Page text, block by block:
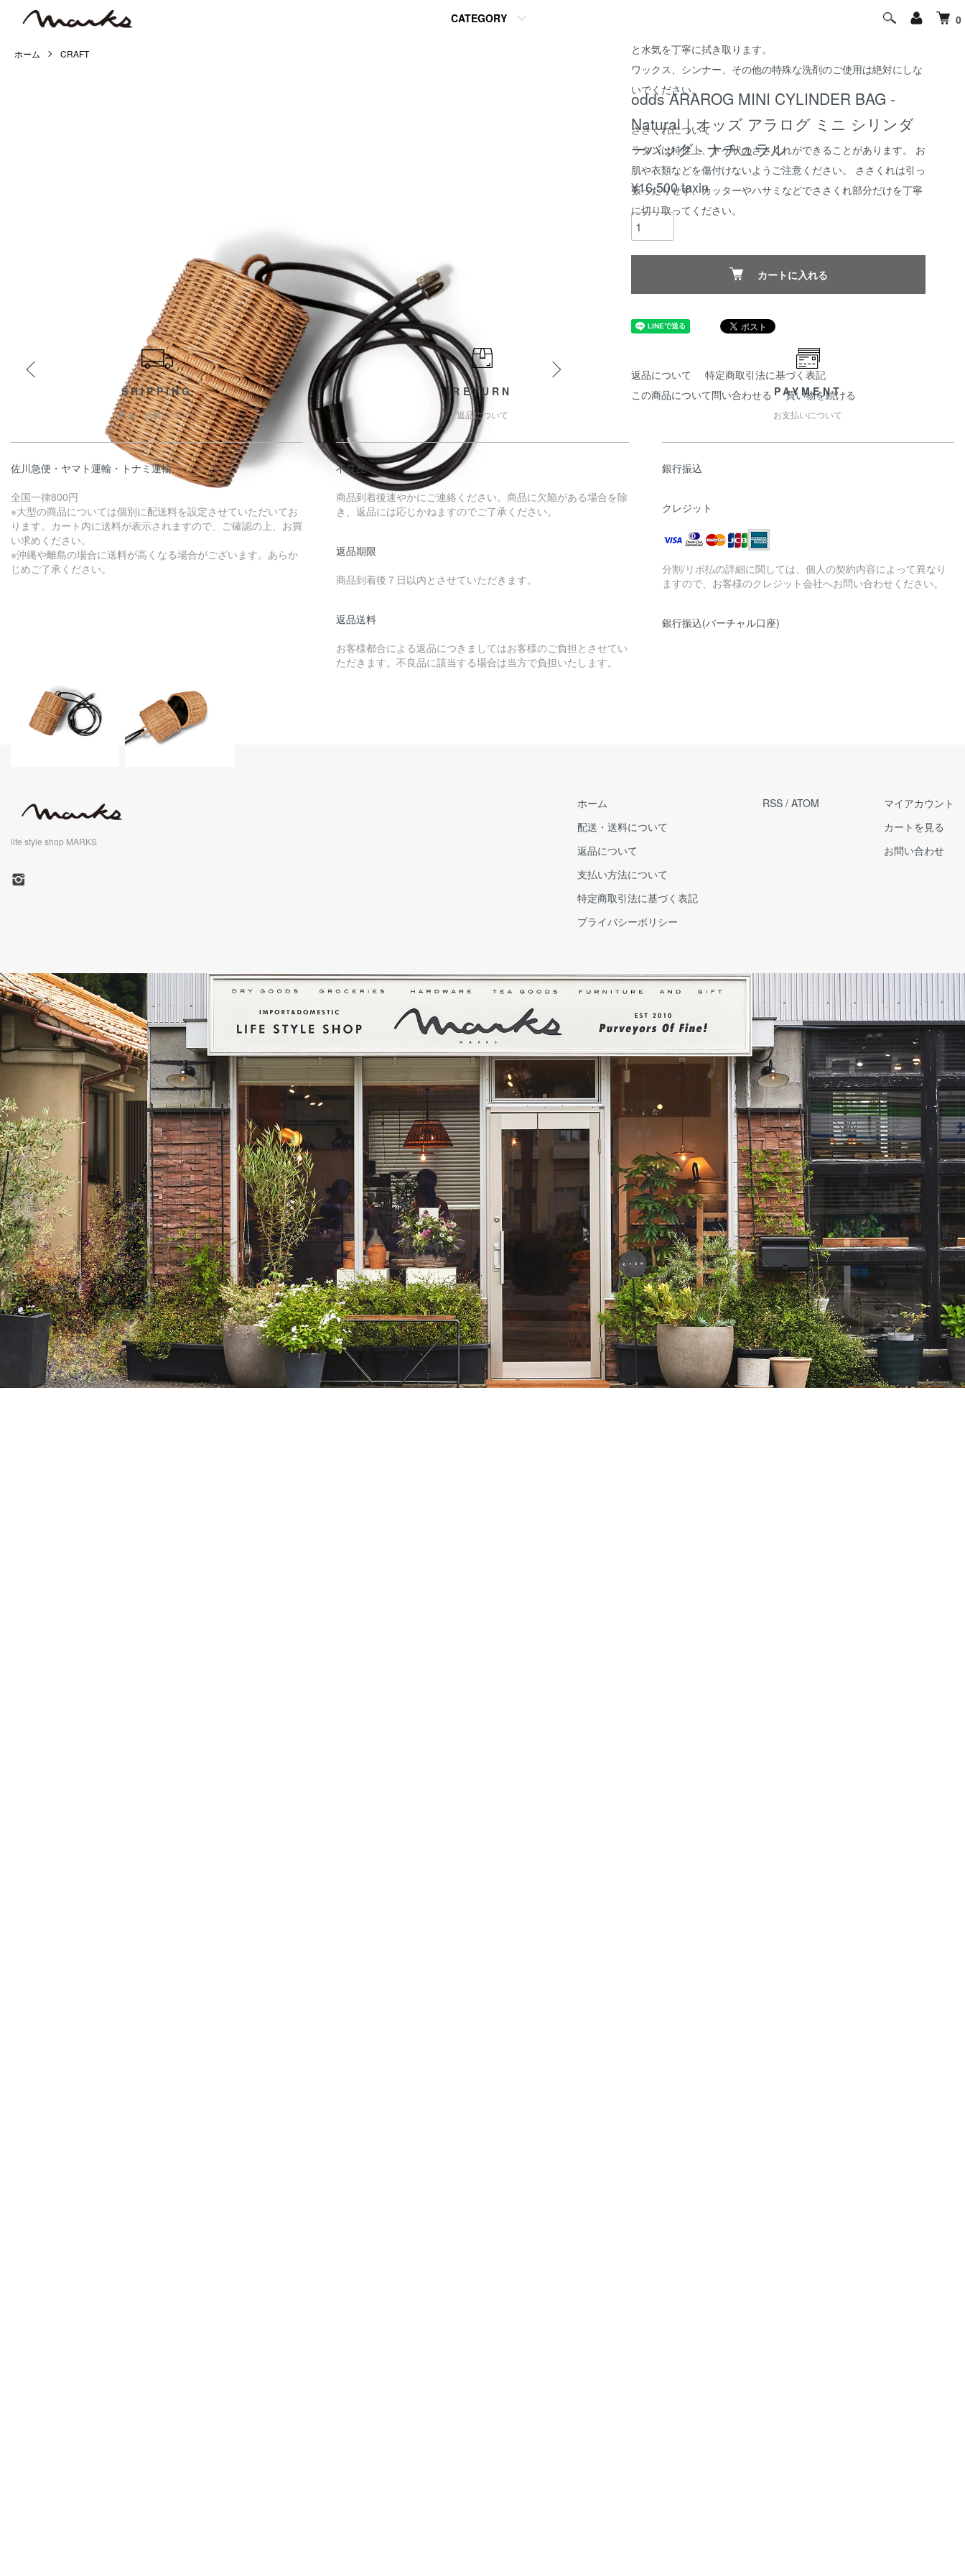
0
CATEGORY
ホーム CRAFT
odds ARAROG MINI CYLINDER BAG -
Natural｜オッズ アラログ ミニ シリンダ
ーバッグ - ナチュラル
¥16,500taxin
カートに入れる
返品について
特定商取引法に基づく表記
この商品について問い合わせる
買い物を続ける
シミや汚れがついた場合は家庭用の中性洗剤を薄めてから柔らか
い布につけ、軽く拭き取ってください。 その後、乾いた布で洗剤
と水気を丁寧に拭き取ります。
ワックス、シンナー、その他の特殊な洗剤のご使用は絶対にしな
いでください。
ささくれについて
ラタンは特性上、トゲ状のささくれができることがあります。 お
肌や衣類などを傷付けないようご注意ください。 ささくれは引っ
張ったりせず、カッターやハサミなどでささくれ部分だけを丁寧
に切り取ってください。
ショッピングガイド
SHIPPING
配送・送料について
佐川急便・ヤマト運輸・トナミ運輸
全国一律800円
※大型の商品については個別に配送料を設定させていただいてお
ります。カート内に送料が表示されますので、ご確認の上、お買
い求めください。
※沖縄や離島の場合に送料が高くなる場合がございます。あらか
じめご了承ください。
RETURN
返品について
不良品
商品到着後速やかにご連絡ください。商品に欠陥がある場合を除
き、返品には応じかねますのでご了承ください。
返品期限
商品到着後７日以内とさせていただきます。
返品送料
お客様都合による返品につきましてはお客様のご負担とさせてい
ただきます。不良品に該当する場合は当方で負担いたします。
PAYMENT
お支払いについて
銀行振込
クレジット
分割/リボ払の詳細に関しては、個人の契約内容によって異なり
ますので、お客様のクレジット会社へお問い合わせください。
銀行振込(バーチャル口座)
life style shop MARKS
ホーム
配送・送料について
返品について
支払い方法について
特定商取引法に基づく表記
プライバシーポリシー
RSS / ATOM
マイアカウント
カートを見る
お問い合わせ